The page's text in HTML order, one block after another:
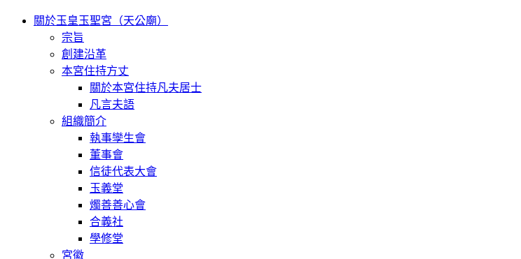
關於玉皇玉聖宮（天公廟）
宗旨
創建沿革
本宮住持方丈
關於本宮住持凡夫居士
凡言夫語
組織簡介
執事孿生會
董事會
信徒代表大會
玉義堂
燭善善心會
合義社
學修堂
宮徽